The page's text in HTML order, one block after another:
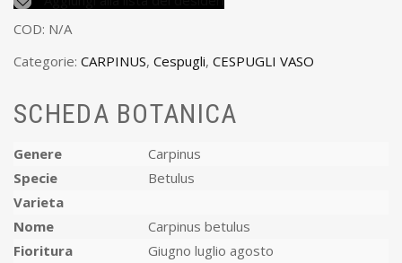
COD: N/A
Categorie: CARPINUS, Cespugli, CESPUGLI VASO
SCHEDA BOTANICA
Genere
Carpinus
Specie
Betulus
Varieta
Nome
Carpinus betulus
Fioritura
Giugno luglio agosto